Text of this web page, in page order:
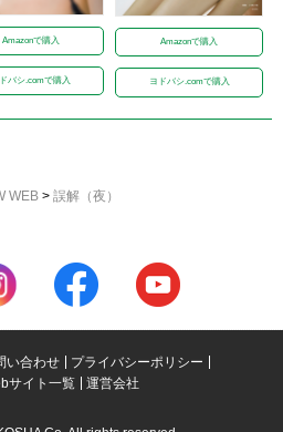
Amazonで購入
バシ.comで購入
Amazonで購入
ヨドバシ.comで購入
WEB> 誤解（夜）
い合わせ
プライバシーポリシー
サイト一覧
運営会社